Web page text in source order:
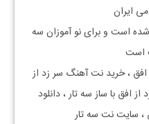
ایران
است و برای نو آموزان سه
است
، خرید نت آهنگ سر زد از
از افق با سازسه تار، دانلود
، سایت نت سه تار